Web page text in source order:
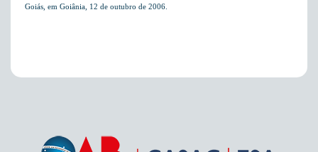
Goiás, em Goiânia, 12 de outubro de 2006.